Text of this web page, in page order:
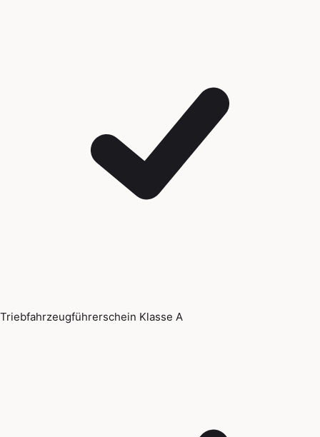
Triebfahrzeugführerschein Klasse A